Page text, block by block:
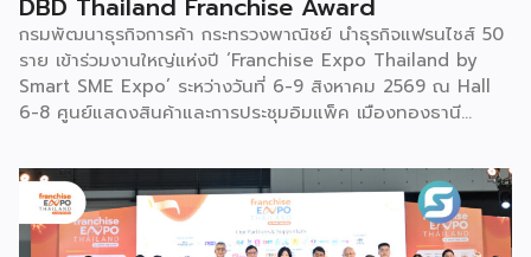
เต้นรำที่ปราบเซียนและท้าทายที่สุดของชนเผ่าเหมียว ผู้แสดงจะ
สวมเสื้อนอกสีขาวปักลายอันประณีต และสวมหมวกขนไก่ฟ้า
พร้อมบรรเลงลู่เซิงแบบ 6 ท่อ จุดที่ท้าทายที่สุดคือเสียงเพลงจะ
ต้องพลิ้วไหวอย่างต่อเนื่อง นักเต้นจึงต้องเป่าลู่เซิงอย่าง
สม่ำเสมอโดยไม่สะดุด แม้ในยามที่ต้องโลดโผนด้วยท่วงท่าที่ยาก
ผ่านชามใส่น้ำที่วางเรียงเอาไว้ โดยต้องทรงตัวด้วยความแม่นยำ
อย่างน่าอัศจรรย์ พร้อมรังสรรค์ลีลาท่ารำอันตื่นตาตื่นใจ ไม่ว่าจะ
เป็นท่านางแอ่นบิน พีระมิดมนุษย์ หรือท่ามังกรพลิกกาย การ
ผสานท่วงทำนอง การเคลื่อนไหว ลมหายใจ และพละกำลังเข้าด้วย
กรมพัฒนาธุรกิจการค้า กระทรวงพาณิชย์ นำธุรกิจแฟรนไชส์ 50
ราย เข้าร่วมงานใหญ่แห่งปี ‘Franchise Expo Thailand by
Smart SME Expo’ ระหว่างวันที่ 6-9 สิงหาคม 2569 ณ Hall
6-8 ศูนย์แสดงสินค้าและการประชุมอิมแพ็ค เมืองทองธานี
2026 ให้แก่ผู้ประกอบธุรกิจแฟรนไชส์ที่อยู่ในการส่งเสริมสนับสนุน
ของกรมฯ นายพูนพงษ์ นัยนาภากรณ์ อธิบดีกรมพัฒนาธุรกิจ
การค้า กระทรวงพาณิชย์ เปิดเผยภายหลังเป็นประธานเปิดงาน
“งานแฟรนไชส์ เอ็กซ์โป ไทยแลนด์ บาย สมาร์ท เอสเอ็มอี เอ็กซ์